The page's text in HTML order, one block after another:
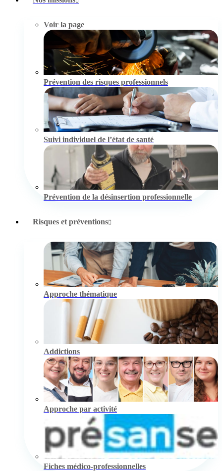
Voir la page
Prévention des risques professionnels
Suivi individuel de l’état de santé
Prévention de la désinsertion professionnelle
Risques et préventions
Approche thématique
Addictions
Approche par activité
Fiches médico-professionnelles